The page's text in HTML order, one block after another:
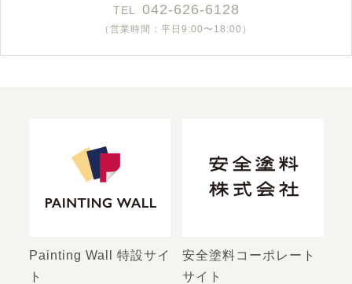
TEL 042-626-6128
（営業時間：平日9:00〜18:00）
Painting Wall 特設サイ
ト
安全塗料コーポレート
サイト